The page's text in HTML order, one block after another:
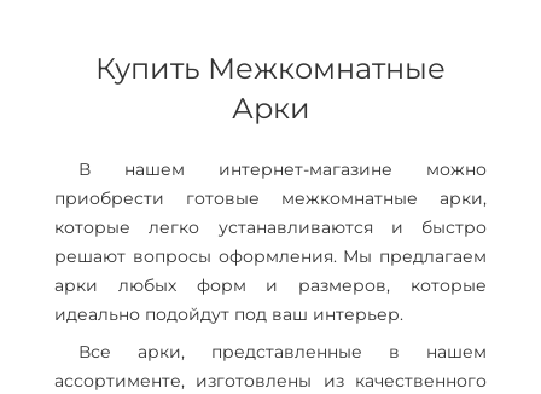
Купить Межкомнатные
Арки
В нашем интернет-магазине можно
приобрести готовые межкомнатные арки,
которые легко устанавливаются и быстро
решают вопросы оформления. Мы предлагаем
арки любых форм и размеров, которые
идеально подойдут под ваш интерьер.
Все арки, представленные в нашем
ассортименте, изготовлены из качественного